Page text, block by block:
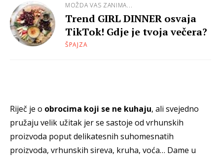
MOŽDA VAS ZANIMA...
Trend GIRL DINNER osvaja
TikTok! Gdje je tvoja večera?
ŠPAJZA
Riječ je o obrocima koji se ne kuhaju, ali svejedno
pružaju velik užitak jer se sastoje od vrhunskih
proizvoda poput delikatesnih suhomesnatih
proizvoda, vrhunskih sireva, kruha, voća… Dame u